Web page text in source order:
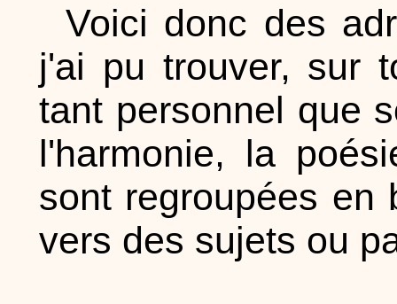
Voici donc des
j'ai pu trouver, sur
tant personnel que
l'harmonie, la
sont regroupées en
vers des sujets ou